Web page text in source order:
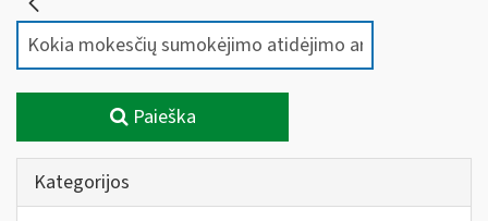
Paieška
Kategorijos